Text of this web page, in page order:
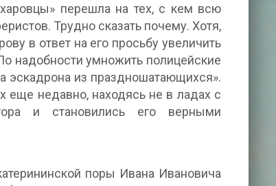
перешла на тех, с кем всю
Трудно сказать почему. Хотя,
в ответ на его просьбу увеличить
надобности умножить полицейские
эскадрона из праздношатающихся».
еще недавно, находясь не в ладах с
и становились его верными
поры Ивана Ивановича